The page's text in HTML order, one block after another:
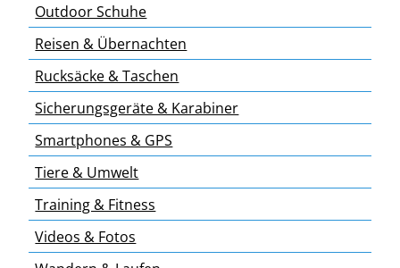
Outdoor Schuhe
Reisen & Übernachten
Rucksäcke & Taschen
Sicherungsgeräte & Karabiner
Smartphones & GPS
Tiere & Umwelt
Training & Fitness
Videos & Fotos